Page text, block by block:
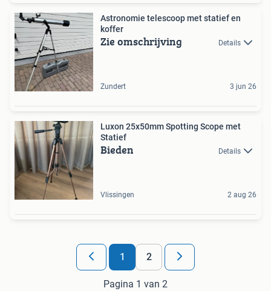
Astronomie telescoop met statief en
koffer
Zie omschrijving Details
Zundert 3 jun 26
Luxon 25x50mm Spotting Scope met
Statief
Bieden Details
Vlissingen 2 aug 26
1 2
Pagina 1 van 2